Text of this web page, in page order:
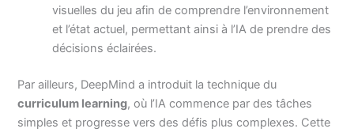
visuelles du jeu afin de comprendre l’environnement
et l’état actuel, permettant ainsi à l’IA de prendre des
décisions éclairées.
Par ailleurs, DeepMind a introduit la technique du
curriculum learning, où l’IA commence par des tâches
simples et progresse vers des défis plus complexes. Cette